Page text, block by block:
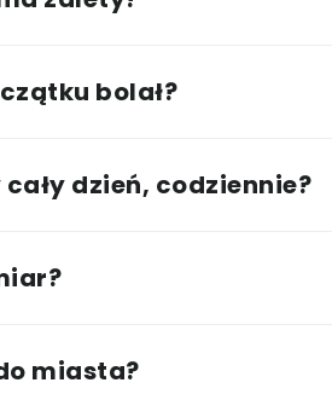
bolał?
dzień, codziennie?
miasta?